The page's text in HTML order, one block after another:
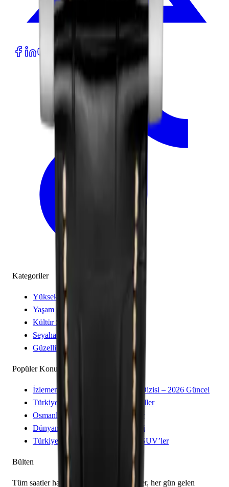
Kategoriler
Yüksek Saatçilik
Yaşam Stili
Kültür Sanat
Seyahat
Güzellik
Popüler Konular
İzlemeniz Gereken 15 Yeni Kore Dizisi – 2026 Güncel
Türkiye’de Üretilen Yerli Otomobiller
Osmanlı’dan Cumhuriyet’e Saatler
Dünyanın En İyi 8 Kayak Merkezi
Türkiye’de Satılan Elektrikli 4×4 SUV’ler
Bülten
Tüm saatler hakkında bilmeniz gerekenler, her gün gelen